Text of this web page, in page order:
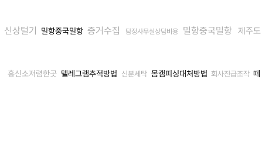
신상털기 밀항중국밀항 증거수집 탐정사무실상담비용 밀항중국밀항 제주도
흥신소저렴한곳 텔레그램추적방법 신분세탁 몸캠피싱대처방법 회사진급조작 떼